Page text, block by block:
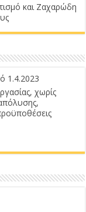
και Ζαχαρώδη
1.4.2023
χωρίς